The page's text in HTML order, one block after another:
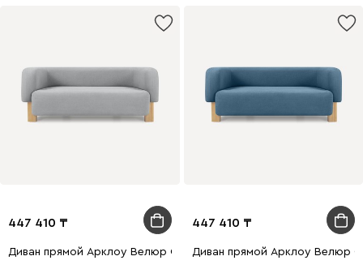
447 410
Диван прямой Арклоу Велюр Серый
447 410
Диван прямой Арклоу Велюр